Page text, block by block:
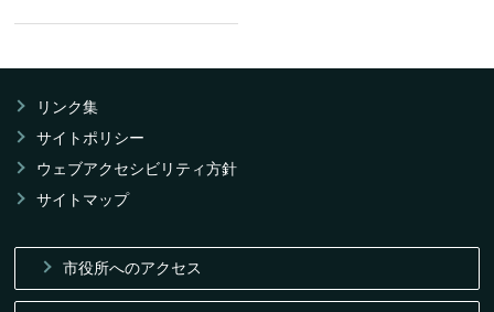
リンク集
サイトポリシー
ウェブアクセシビリティ方針
サイトマップ
市役所へのアクセス